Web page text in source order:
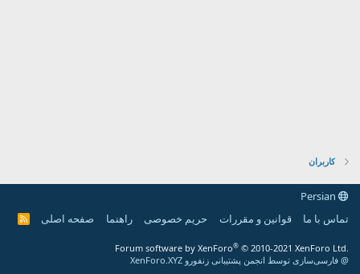
کاربران
تماس با ما
قوانین و مقررات حریم خصوصی راهنما صفحه اصلی
R
Forum software by XenForo® © 2010-2021 XenForo Ltd.
@ فارسی‌سازی توسط انجمن پشتیبانی زنفورو XenForo.XYZ